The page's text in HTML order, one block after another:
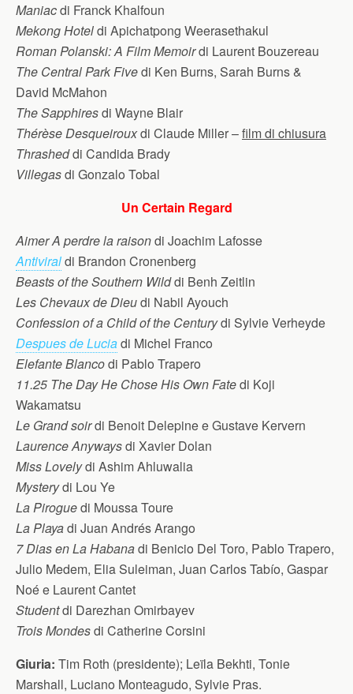
Maniacdi Franck Khalfoun
Mekong Hoteldi Apichatpong Weerasethakul
Roman Polanski: A Film Memoirdi Laurent Bouzereau
The Central Park Fivedi Ken Burns, Sarah Burns &
David McMahon
The Sapphiresdi Wayne Blair
Thérèse Desqueirouxdi Claude Miller –film di chiusura
Thrasheddi Candida Brady
Villegasdi Gonzalo Tobal
Un Certain Regard
Aimer A perdre la raisondi Joachim Lafosse
Antiviraldi Brandon Cronenberg
Beasts of the Southern Wilddi Benh Zeitlin
Les Chevaux de Dieudi Nabil Ayouch
Confession of a Child of the Centurydi Sylvie Verheyde
Despues de Luciadi Michel Franco
Elefante Blancodi Pablo Trapero
11.25 The Day He Chose His Own Fatedi Koji
Wakamatsu
Le Grand soirdi Benoit Delepine e Gustave Kervern
Laurence Anywaysdi Xavier Dolan
Miss Lovelydi Ashim Ahluwalia
Mysterydi Lou Ye
La Piroguedi Moussa Toure
La Playadi Juan Andrés Arango
7 Dias en La Habanadi Benicio Del Toro, Pablo Trapero,
Julio Medem, Elia Suleiman, Juan Carlos Tabío, Gaspar
Noé e Laurent Cantet
Studentdi Darezhan Omirbayev
Trois Mondesdi Catherine Corsini
Giuria: Tim Roth (presidente); Leïla Bekhti, Tonie
Marshall, Luciano Monteagudo, Sylvie Pras.